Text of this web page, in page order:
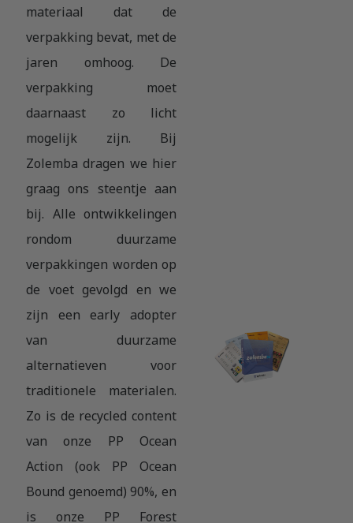
materiaal dat de
verpakking bevat, met de
jaren omhoog. De
verpakking moet
daarnaast zo licht
mogelijk zijn. Bij
Zolemba dragen we hier
graag ons steentje aan
bij. Alle ontwikkelingen
rondom duurzame
verpakkingen worden op
de voet gevolgd en we
zijn een early adopter
van duurzame
alternatieven voor
traditionele materialen.
Zo is de recycled content
van onze PP Ocean
Action (ook PP Ocean
Bound genoemd) 90%, en
is onze PP Forest